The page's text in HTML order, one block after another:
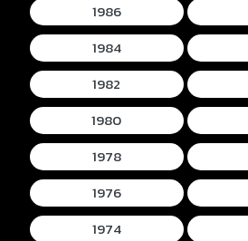
1986
1984
1982
1980
1978
1976
1974